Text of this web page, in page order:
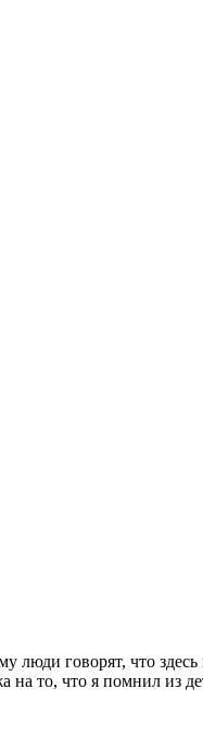
люди говорят, что
то, что я помнил из